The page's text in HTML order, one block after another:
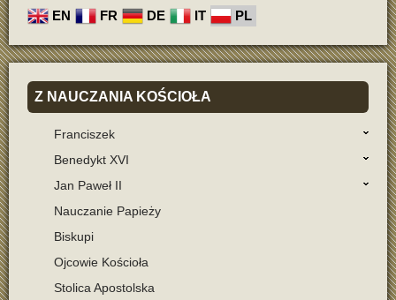
EN FR DE IT PL
Z NAUCZANIA KOŚCIOŁA
Franciszek
Benedykt XVI
Jan Paweł II
Nauczanie Papieży
Biskupi
Ojcowie Kościoła
Stolica Apostolska